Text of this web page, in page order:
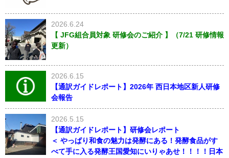
2026.6.24
【 JFG組合員対象 研修会のご紹介 】（7/21 研修情報
更新）
2026.6.15
【通訳ガイドレポート】2026年 西日本地区新人研修
会報告
2026.5.15
【通訳ガイドレポート】研修会レポート
＜ やっぱり和食の魅力は発酵にある！発酵食品がす
べて手に入る発酵王国愛知にいりゃあせ！！！！日本